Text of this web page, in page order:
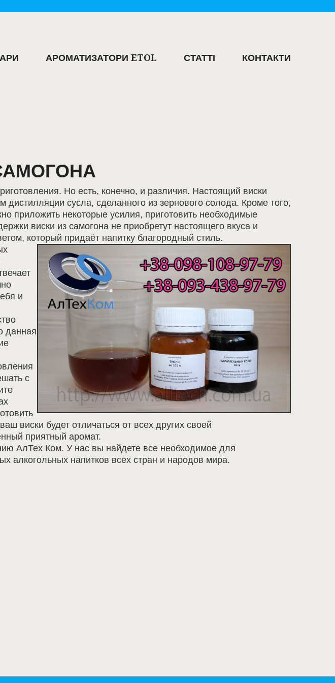
АРОМАТИЗАТОРИ ETOL СТАТТІ КОНТАКТИ
Но есть, конечно, и различия. Настоящий виски
сусла, сделанного из зернового солода. Кроме того,
приложить некоторые усилия, приготовить необходимые
виски из самогона не приобретут настоящего вкуса и
который придаёт напитку благородный стиль.
и
данная
с
виски будет отличаться от всех других своей
приятный аромат.
АлТех Ком. У нас вы найдете все необходимое для
алкогольных напитков всех стран и народов мира.